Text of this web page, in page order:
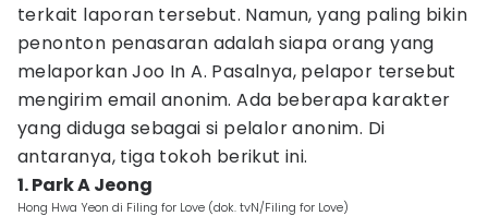
terkait laporan tersebut. Namun, yang paling bikin
penonton penasaran adalah siapa orang yang
melaporkan Joo In A. Pasalnya, pelapor tersebut
mengirim email anonim. Ada beberapa karakter
yang diduga sebagai si pelalor anonim. Di
antaranya, tiga tokoh berikut ini.
1. Park A Jeong
Hong Hwa Yeon di Filing for Love (dok. tvN/Filing for Love)